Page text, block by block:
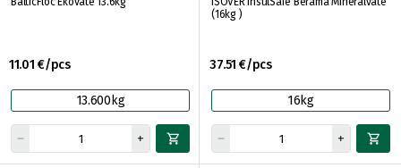
11.01 €/pcs
13.600kg
(16kg )
37.51 €/pcs
16kg